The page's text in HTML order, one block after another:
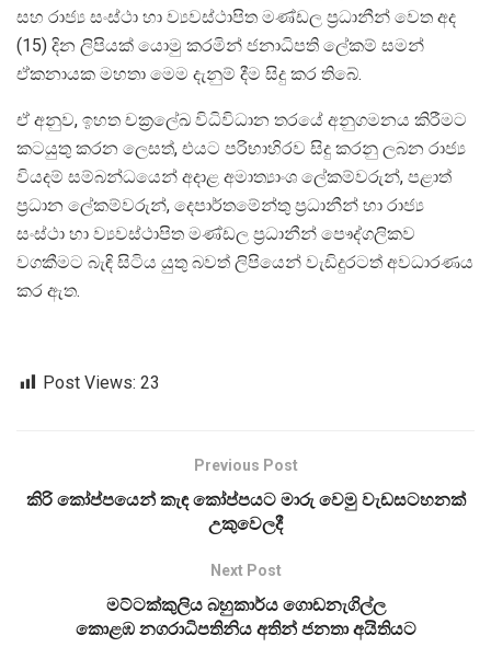
සහ රාජ්‍ය සංස්ථා හා ව්‍යවස්ථාපිත මණ්ඩල ප්‍රධානීන් වෙත අද
(15) දින ලිපියක් යොමු කරමින් ජනාධිපති ලේකම් සමන්
ඒකනායක මහතා මෙම දැනුම් දීම සිදු කර තිබේ.
ඒ අනුව, ඉහත චක්‍රලේඛ විධිවිධාන තරයේ අනුගමනය කිරීමට
කටයුතු කරන ලෙසත්, එයට පරිභාහිරව සිදු කරනු ලබන රාජ්‍ය
වියදම් සම්බන්ධයෙන් අදාළ අමාත්‍යාංශ ලේකම්වරුන්, පළාත්
ප්‍රධාන ලේකම්වරුන්, දෙපාර්තමේන්තු ප්‍රධානීන් හා රාජ්‍ය
සංස්ථා හා ව්‍යවස්ථාපිත මණ්ඩල ප්‍රධානීන් පෞද්ගලිකව
වගකීමට බැඳි සිටිය යුතු බවත් ලිපියෙන් වැඩිදුරටත් අවධාරණය
කර ඇත.
Post Views: 23
Previous Post
කිරි කෝප්පයෙන් කැඳ කෝප්පයට මාරු වෙමු වැඩසටහනක්
උකුවෙලදී
Next Post
මට්ටක්කුලිය බහුකාර්ය ගොඩනැගිල්ල
කොළඹ නගරාධිපතිනිය අතින් ජනතා අයිතියට